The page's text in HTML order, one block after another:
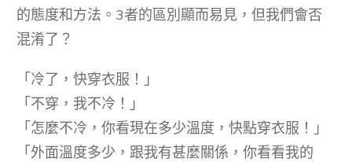
的態度和方法。3者的區別顯而易見，但我們會否
混淆了？
「冷了，快穿衣服！」
「不穿，我不冷！」
「怎麼不冷，你看現在多少溫度，快點穿衣服！」
「外面溫度多少，跟我有甚麼關係，你看看我的